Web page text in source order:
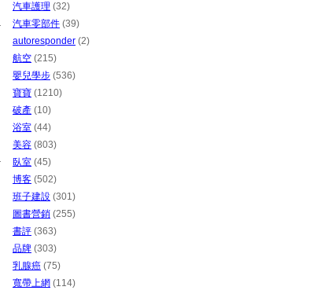
汽車護理 (32)
汽車零部件 (39)
autoresponder (2)
航空 (215)
嬰兒學步 (536)
寶寶 (1210)
破產 (10)
浴室 (44)
美容 (803)
臥室 (45)
博客 (502)
班子建設 (301)
圖書營銷 (255)
書評 (363)
品牌 (303)
乳腺癌 (75)
寬帶上網 (114)